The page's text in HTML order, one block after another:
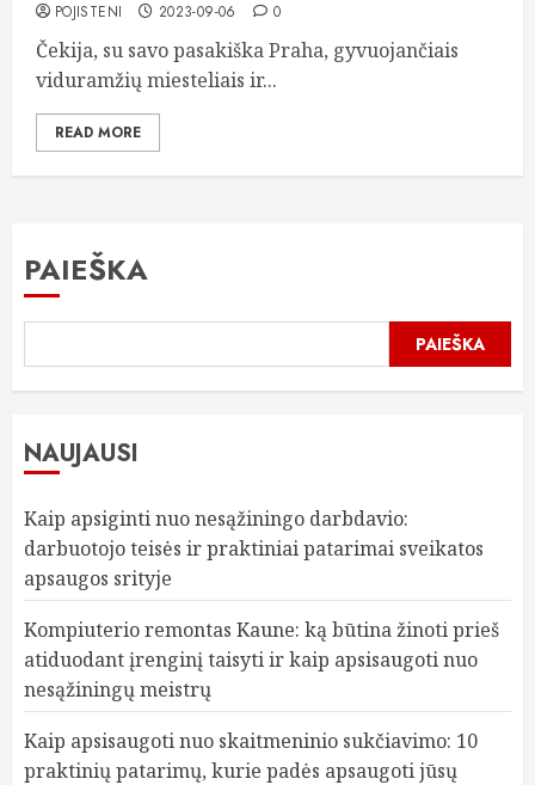
POJISTENI 2023-09-06 0
Čekija, su savo pasakiška Praha, gyvuojančiais
viduramžių miesteliais ir...
READ MORE
PAIEŠKA
PAIEŠKA
NAUJAUSI
Kaip apsiginti nuo nesąžiningo darbdavio:
darbuotojo teisės ir praktiniai patarimai sveikatos
apsaugos srityje
Kompiuterio remontas Kaune: ką būtina žinoti prieš
atiduodant įrenginį taisyti ir kaip apsisaugoti nuo
nesąžiningų meistrų
Kaip apsisaugoti nuo skaitmeninio sukčiavimo: 10
praktinių patarimų, kurie padės apsaugoti jūsų